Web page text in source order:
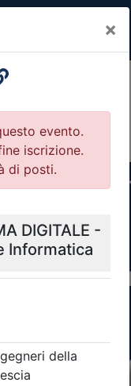
×
Ordini e
dei filtri ricerca